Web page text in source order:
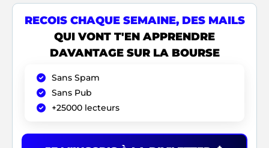
RECOIS CHAQUE SEMAINE, DES MAILS
QUI VONT T'EN APPRENDRE
DAVANTAGE SUR LA BOURSE
Sans Spam
Sans Pub
+25000 lecteurs